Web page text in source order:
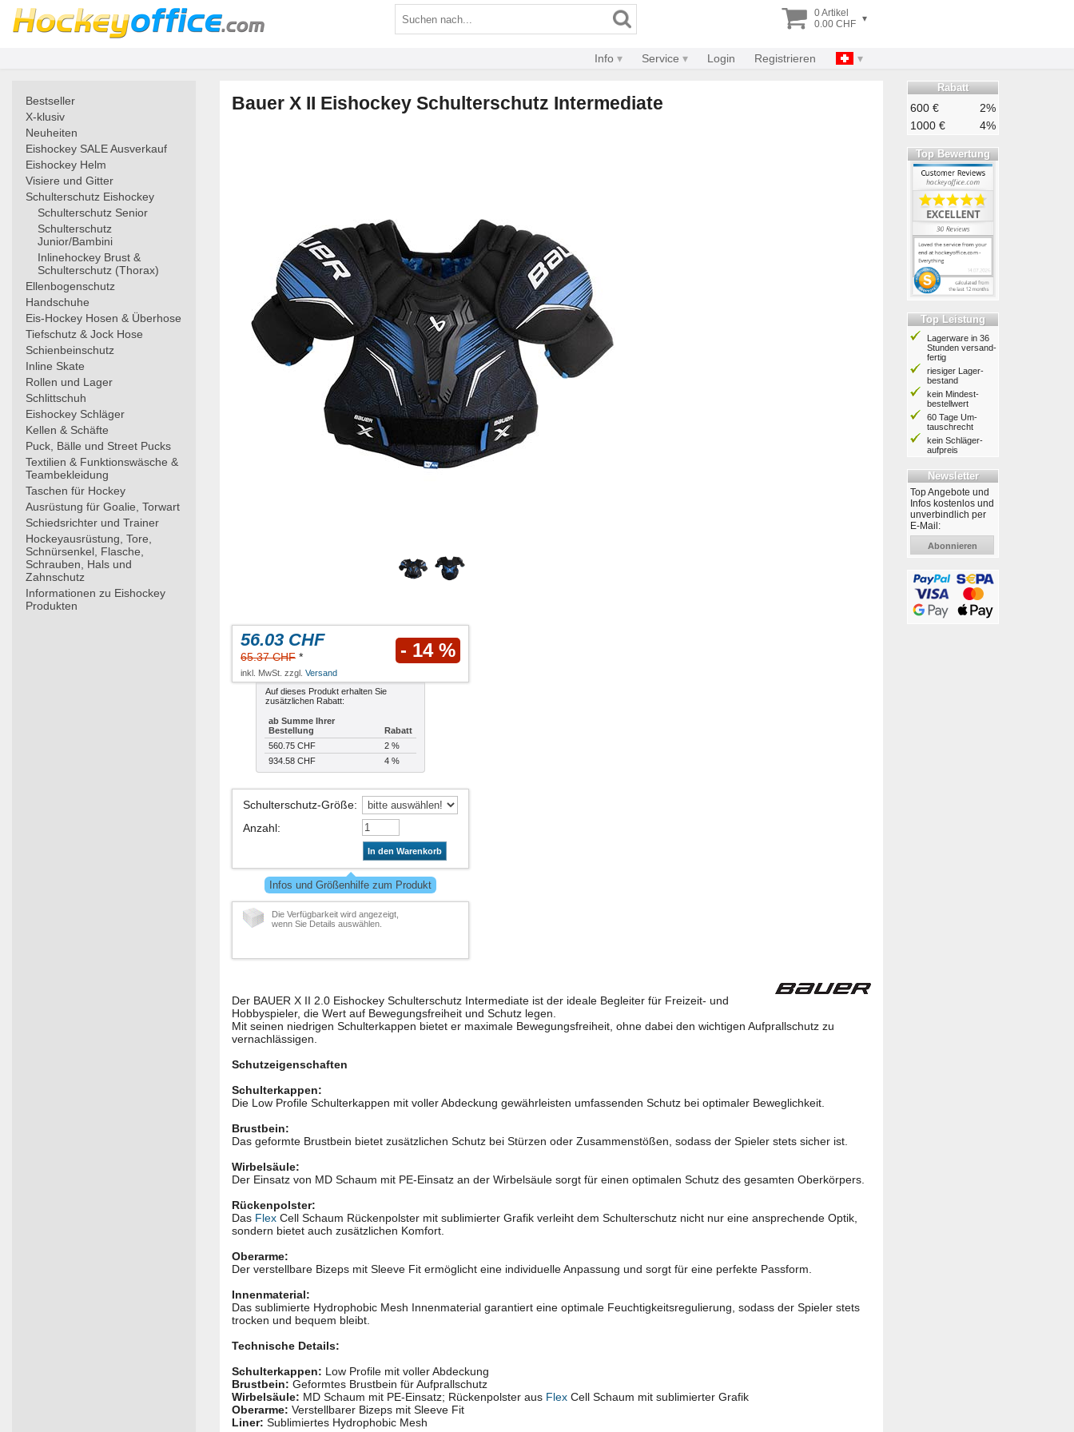
0 Artikel
0.00 CHF ▾
Info Service Login Registrieren
Bestseller
X-klusiv
Neuheiten
Eishockey SALE Ausverkauf
Eishockey Helm
Visiere und Gitter
Schulterschutz Eishockey
Schulterschutz Senior
Schulterschutz
Junior/Bambini
Inlinehockey Brust &
Schulterschutz (Thorax)
Ellenbogenschutz
Handschuhe
Eis-Hockey Hosen & Überhose
Tiefschutz & Jock Hose
Schienbeinschutz
Inline Skate
Rollen und Lager
Schlittschuh
Eishockey Schläger
Kellen & Schäfte
Puck, Bälle und Street Pucks
Textilien & Funktionswäsche &
Teambekleidung
Taschen für Hockey
Ausrüstung für Goalie, Torwart
Schiedsrichter und Trainer
Hockeyausrüstung, Tore,
Schnürsenkel, Flasche,
Schrauben, Hals und
Zahnschutz
Informationen zu Eishockey
Produkten
Bauer X II Eishockey Schulterschutz Intermediate
56.03 CHF
65.37 CHF * - 14 %
inkl. MwSt. zzgl. Versand
Auf dieses Produkt erhalten Sie
zusätzlichen Rabatt:
ab Summe Ihrer
Bestellung
Rabatt
560.75 CHF
2 %
934.58 CHF
4 %
Schulterschutz-Größe:
Anzahl:
In den Warenkorb
Infos und Größenhilfe zum Produkt
Die Verfügbarkeit wird angezeigt,
wenn Sie Details auswählen.
Der BAUER X II 2.0 Eishockey Schulterschutz Intermediate ist der ideale Begleiter für Freizeit- und
Hobbyspieler, die Wert auf Bewegungsfreiheit und Schutz legen.
Mit seinen niedrigen Schulterkappen bietet er maximale Bewegungsfreiheit, ohne dabei den wichtigen Aufprallschutz zu
vernachlässigen.
Schutzeigenschaften
Schulterkappen:
Die Low Profile Schulterkappen mit voller Abdeckung gewährleisten umfassenden Schutz bei optimaler Beweglichkeit.
Brustbein:
Das geformte Brustbein bietet zusätzlichen Schutz bei Stürzen oder Zusammenstößen, sodass der Spieler stets sicher ist.
Wirbelsäule:
Der Einsatz von MD Schaum mit PE-Einsatz an der Wirbelsäule sorgt für einen optimalen Schutz des gesamten Oberkörpers.
Rückenpolster:
Das Flex Cell Schaum Rückenpolster mit sublimierter Grafik verleiht dem Schulterschutz nicht nur eine ansprechende Optik,
sondern bietet auch zusätzlichen Komfort.
Oberarme:
Der verstellbare Bizeps mit Sleeve Fit ermöglicht eine individuelle Anpassung und sorgt für eine perfekte Passform.
Innenmaterial:
Das sublimierte Hydrophobic Mesh Innenmaterial garantiert eine optimale Feuchtigkeitsregulierung, sodass der Spieler stets
trocken und bequem bleibt.
Technische Details:
Schulterkappen: Low Profile mit voller Abdeckung
Brustbein: Geformtes Brustbein für Aufprallschutz
Wirbelsäule: MD Schaum mit PE-Einsatz; Rückenpolster aus Flex Cell Schaum mit sublimierter Grafik
Oberarme: Verstellbarer Bizeps mit Sleeve Fit
Liner: Sublimiertes Hydrophobic Mesh
Rabatt
600 €
2%
1000 €
4%
Top Bewertung
Top Leistung
Lagerware in 36
Stunden ver­sand­
fertig
riesiger Lager­
bestand
kein Mindest­
bestell­wert
60 Tage Um­
tausch­recht
kein Schläger­
aufpreis
Newsletter
Top Angebote und
Infos kostenlos und
unverbindlich per
E-Mail:
Abonnieren